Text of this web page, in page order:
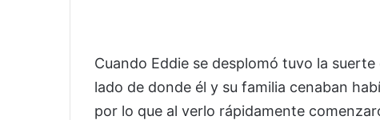
Cuando Eddie se desplomó tuvo la
lado de donde él y su familia cenaban
por lo que al verlo rápidamente